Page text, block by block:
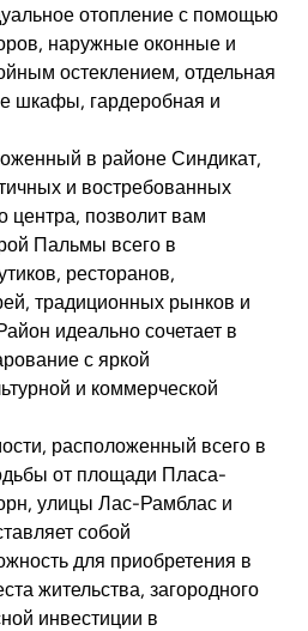
отопление с помощью
наружные оконные и
остеклением, отдельная
шкафы, гардеробная и
в районе Синдикат,
и востребованных
центра, позволит вам
Пальмы всего в
ресторанов,
традиционных рынков и
идеально сочетает в
с яркой
и коммерческой
расположенный всего в
от площади Пласа-
улицы Лас-Рамблас и
собой
для приобретения в
жительства, загородного
инвестиции в